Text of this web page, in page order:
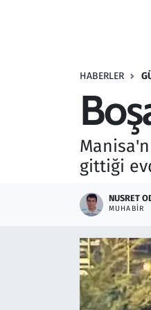
HABERLER
gittiği
NUSRET
MUHABIR
Savunma Sanayi
Seçim 2023
Teknoloji ve Bilim
Televizyon